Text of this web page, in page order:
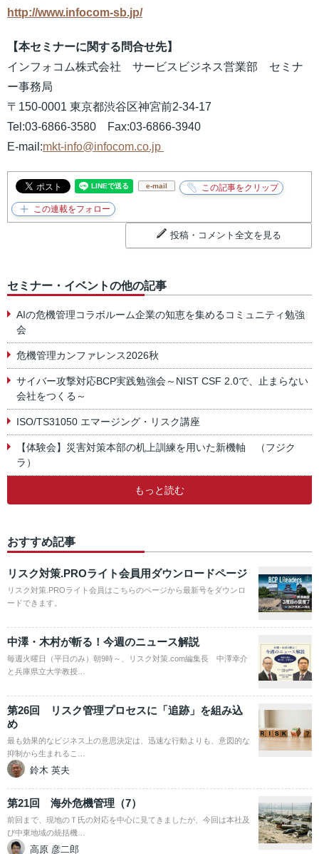
http://www.infocom-sb.jp/
【本セミナーに関する問合せ先】
インフォコム株式会社 サービスビジネス営業部 セミナ
ー事務局
〒150-0001 東京都渋谷区神宮前2-34-17
Tel:03-6866-3580 Fax:03-6866-3940
E-mail:mkt-info@infocom.co.jp
e-mail
投稿・コメント全文を見る
セミナー・イベントの他の記事
AIの危機管理コラボルーム企業の知恵を集めるコミュニティ勉強
会
危機管理カンファレンス2026秋
サイバー攻撃対応BCP実践勉強会～NIST CSF 2.0で、止まらない
会社をつくる～
ISO/TS31050 エマージング・リスク講座
【体験会】災害対策本部の机上訓練を用いた新機軸 （フジク
ラ）
もっと読む
おすすめ記事
リスク対策.PROライト会員用ダウンロードページ
リスク対策.PROライト会員はこちらのページから最新号をダウンロ
ードできます。
中澤・木村が斬る！今週のニュース解説
毎週火曜日（平日のみ）朝9時～、リスク対策.com編集長 中澤幸介
と兵庫県立大学教授…
第26回 リスク管理プロセスに「追跡」を組み込
め
最も効果的なビジネス上の意思決定は、迅速な行動よりも、意図的な
抑制から生まれるこ…
鈴木 英夫
第21回 海外危機管理（7）
前回まで、現地のＴ氏の対応を中心に見てきましたが、今回は本社及
び中東地域の統括機…
高原 彦二郎